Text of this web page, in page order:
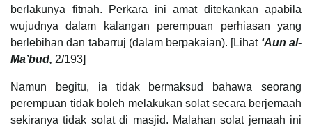
berlakunya fitnah. Perkara ini amat ditekankan apabila
wujudnya dalam kalangan perempuan perhiasan yang
berlebihan dan tabarruj (dalam berpakaian). [Lihat ‘Aun al-
Ma’bud, 2/193]
Namun begitu, ia tidak bermaksud bahawa seorang
perempuan tidak boleh melakukan solat secara berjemaah
sekiranya tidak solat di masjid. Malahan solat jemaah ini